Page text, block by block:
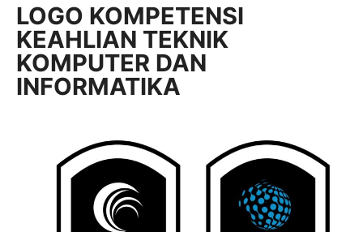
LOGO KOMPETENSI
KEAHLIAN TEKNIK
KOMPUTER DAN
INFORMATIKA